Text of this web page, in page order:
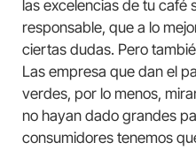
las excelencias de tu café
responsable, que a lo
ciertas dudas. Pero
Las empresa que dan el
verdes, por lo menos,
no hayan dado grandes
consumidores tenemos